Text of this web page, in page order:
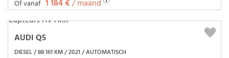
Of vanaf 1 184 €/ maand
AUDI Q5
DIESEL / 88 161 KM / 2021 / AUTOMATISCH